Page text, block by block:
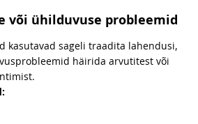
või ühilduvuse probleemid
kasutavad sageli traadita lahendusi,
häirida arvutitest või